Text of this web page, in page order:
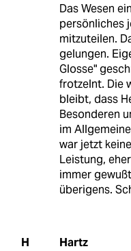
Das Wesen
persönliches
mitzuteilen.
gelungen.
Glosse"
frotzelnt. Die
bleibt, dass
Besonderen
im
war jetzt
Leistung,
immer
überigens.
H Hartz